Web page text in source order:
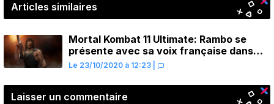
Articles similaires
Mortal Kombat 11 Ultimate: Rambo se
présente avec sa voix française dans
une bande-annonce de gameplay
Le 23/10/2020 à 12:23
Laisser un commentaire